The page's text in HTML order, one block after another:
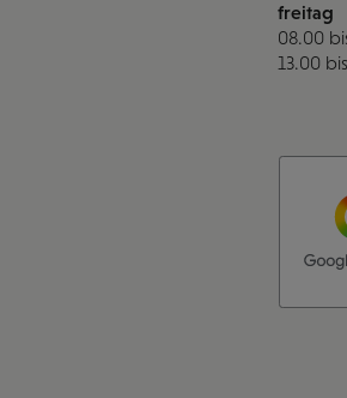
freitag
08.00
13.00